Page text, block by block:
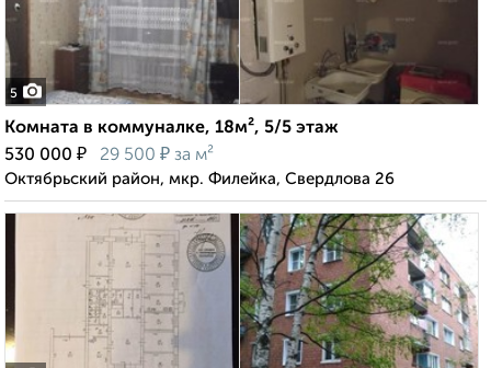
5
Комната в коммуналке, 18м², 5/5 этаж
530 000 ₽ 29 500 ₽ за м²
Октябрьский район, мкр. Филейка, Свердлова 26